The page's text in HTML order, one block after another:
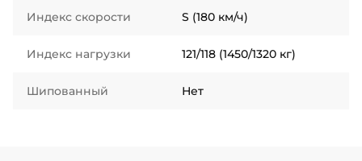
Индекс скорости S (180 км/ч)
Индекс нагрузки 121/118 (1450/1320 кг)
Шипованный Нет